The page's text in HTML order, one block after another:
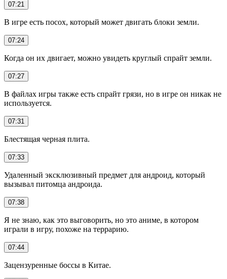
07:21
В игре есть посох, который может двигать блоки земли.
07:24
Когда он их двигает, можно увидеть круглый спрайт земли.
07:27
В файлах игры также есть спрайт грязи, но в игре он никак не
используется.
07:31
Блестящая черная плита.
07:33
Удаленный эксклюзивный предмет для андроид, который
вызывал питомца андроида.
07:38
Я не знаю, как это выговорить, но это аниме, в котором
играли в игру, похоже на террарию.
07:44
Зацензуренные боссы в Китае.